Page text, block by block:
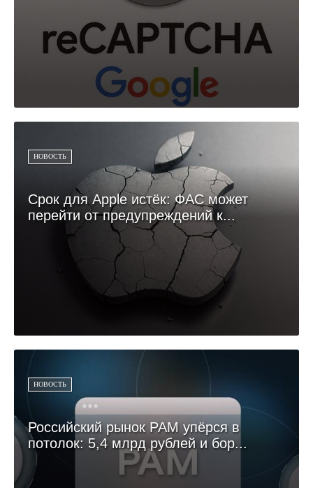
НОВОСТЬ
Срок для Apple истёк: ФАС может
перейти от предупреждений к...
НОВОСТЬ
Российский рынок PAM упёрся в
потолок: 5,4 млрд рублей и бор...